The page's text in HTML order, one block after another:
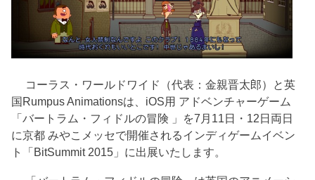
コーラス・ワールドワイド（代表：金親晋太郎）と英
国Rumpus Animationsは、iOS用 アドベンチャーゲーム
「バートラム・フィドルの冒険 」を7月11日・12日両日
に京都 みやこメッセで開催されるインディゲームイベン
ト「BitSummit 2015」に出展いたします。